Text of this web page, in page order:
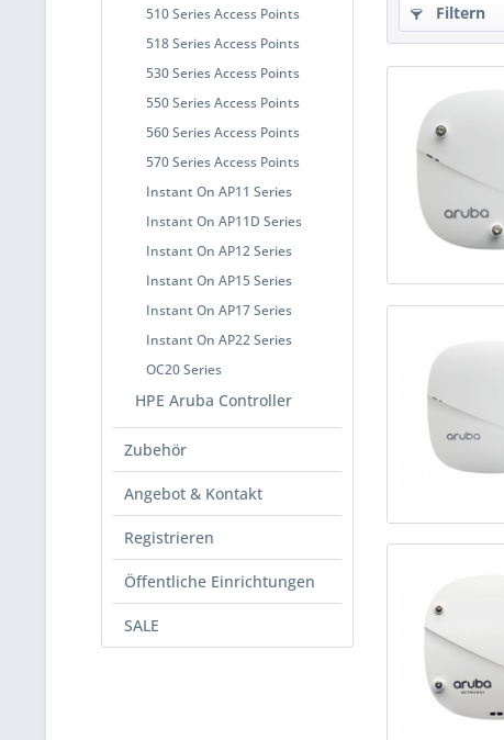
510 Series Access Points
518 Series Access Points
530 Series Access Points
550 Series Access Points
560 Series Access Points
570 Series Access Points
Instant On AP11 Series
Instant On AP11D Series
Instant On AP12 Series
Instant On AP15 Series
Instant On AP17 Series
Instant On AP22 Series
OC20 Series
HPE Aruba Controller
Zubehör
Angebot & Kontakt
Registrieren
Öffentliche Einrichtungen
SALE
Filtern